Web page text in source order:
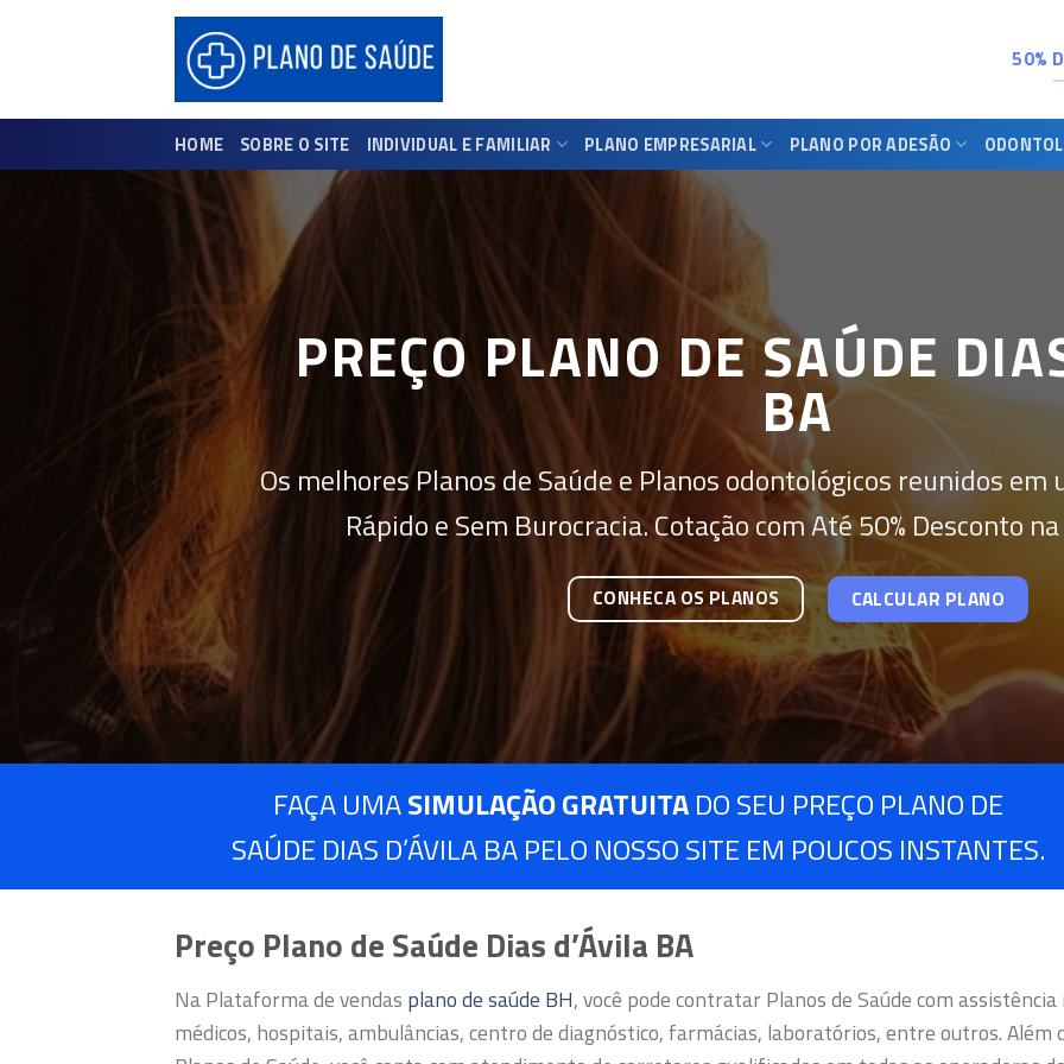
50%
HOME SOBRE O SITE INDIVIDUAL E FAMILIAR PLANO EMPRESARIAL PLANO POR ADESÃO
PREÇO PLANO DE SAÚDE
BA
Os melhores Planos de Saúde e Planos odontológicos reunidos em
Rápido e Sem Burocracia. Cotação com Até 50% Desconto
CONHECA OS PLANOS CALCULAR PLANO
FAÇA UMASIMULAÇÃO GRATUITADO SEU PREÇO PLANO DE
SAÚDE DIAS D’ÁVILA BA PELO NOSSO SITE EM POUCOS INSTANTES.
Preço Plano de Saúde Dias d’Ávila BA
Na Plataforma de vendas plano de saúde BH, você pode contratar Planos de Saúde com
médicos, hospitais, ambulâncias, centro de diagnóstico, farmácias, laboratórios, entre outros.Além